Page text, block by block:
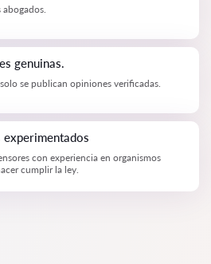
genuinas.
se publican opiniones verificadas.
experimentados
con experiencia en organismos
cumplir la ley.